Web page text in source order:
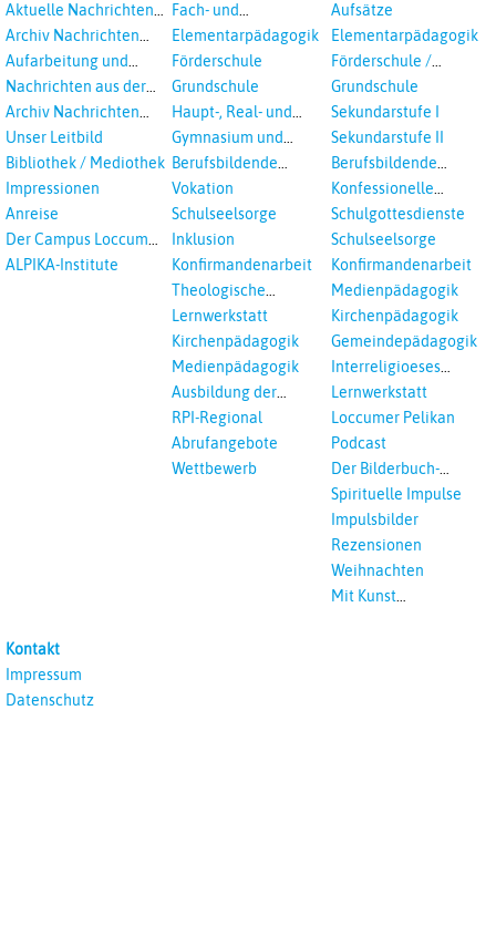
Aktuelle Nachrichten
aus dem RPI
Archiv Nachrichten
aus dem RPI ab 2018
Aufarbeitung und
Prävention
Landeskirche und EKD
Nachrichten aus der
Landeskirche
Archiv Nachrichten
aus der Landeskirche
Unser Leitbild
Bibliothek / Mediothek
Impressionen
Anreise
Der Campus Loccum
und Loccumer
ALPIKA-Institute
Fach- und
Studientagungen
Elementarpädagogik
Förderschule
Grundschule
Haupt-, Real- und
Oberschule
Gymnasium und
Gesamtschule
Berufsbildende
Schulen
Vokation
Schulseelsorge
Inklusion
Konfirmandenarbeit
Theologische
Fortbildungen,
Interreligöses Lernen
Lernwerkstatt
Kirchenpädagogik
Medienpädagogik
Ausbildung der
Vikar*innen
RPI-Regional
Abrufangebote
Wettbewerb
Aufsätze
Elementarpädagogik
Förderschule /
Inklusion
Grundschule
Sekundarstufe I
Sekundarstufe II
Berufsbildende
Schulen
Konfessionelle
Kooperation
Schulgottesdienste
Schulseelsorge
Konfirmandenarbeit
Medienpädagogik
Kirchenpädagogik
Gemeindepädagogik
Interreligioeses
Lernen
Lernwerkstatt
Loccumer Pelikan
Podcast
Der Bilderbuch-
Podcast
Spirituelle Impulse
Impulsbilder
Rezensionen
Weihnachten
Mit Kunst
Kontakt
Impressum
Datenschutz